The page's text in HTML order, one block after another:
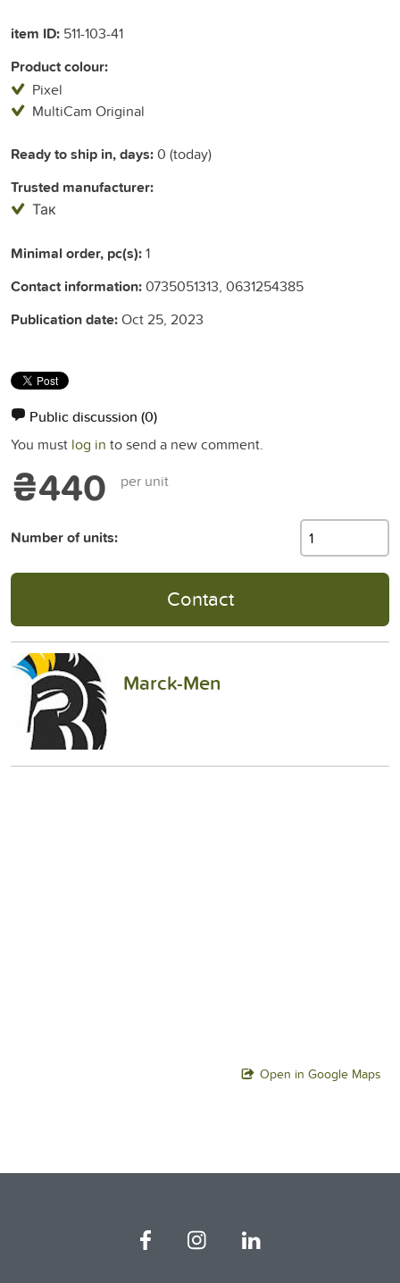
item ID: 511-103-41
Product colour:
Pixel
MultiCam Original
Ready to ship in, days:0 (today)
Trusted manufacturer:
Так
Minimal order, pc(s):1
Contact information:0735051313, 0631254385
Publication date:Oct 25, 2023
Public discussion (0)
You must log in to send a new comment.
₴440 per unit
Number of units:
Contact
Marck-Men
Open in Google Maps